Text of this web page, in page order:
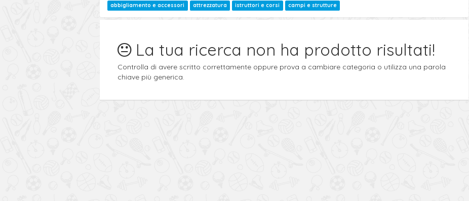
abbigliamento e accessori attrezzatura istruttori e corsi campi e strutture
La tua ricerca non ha prodotto risultati!
Controlla di avere scritto correttamente oppure prova a cambiare categoria o utilizza una parola
chiave più generica.